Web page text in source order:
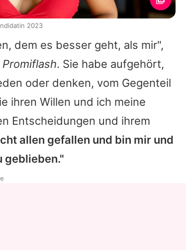
dem es besser geht, als mir",
Promiflash. Sie habe aufgehört,
oder denken, vom Gegenteil
ihren Willen und ich meine
Entscheidungen und ihrem
allen gefallen und bin mir und
geblieben."
2023